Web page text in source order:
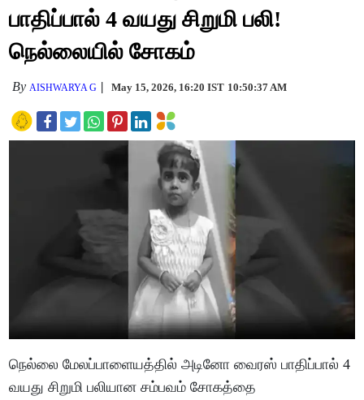
பாதிப்பால் 4 வயது சிறுமி பலி!
நெல்லையில் சோகம்
By AISHWARYA G May 15, 2026, 16:20 IST 10:50:37 AM
நெல்லை மேலப்பாளையத்தில் அடினோ வைரஸ் பாதிப்பால் 4
வயது சிறுமி பலியான சம்பவம் சோகத்தை